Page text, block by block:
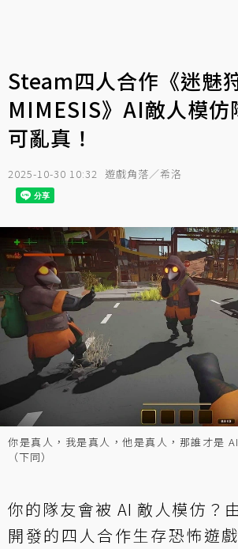
Steam四人合作《迷魅
MIMESIS》AI敵人模仿
可亂真！
2025-10-30 10:32 遊戲角落／希洛
你是真人，我是真人，他是真人，那誰才是
（下同）
你的隊友會被 AI 敵人模仿？
開發的四人合作生存恐怖遊